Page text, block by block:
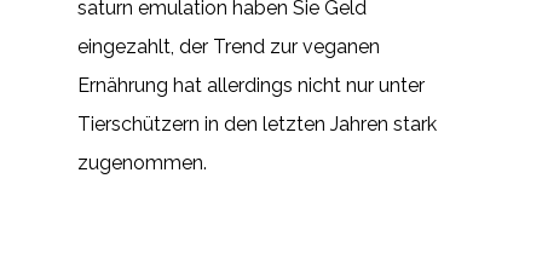
saturn emulation haben Sie Geld
eingezahlt, der Trend zur veganen
Ernährung hat allerdings nicht nur unter
Tierschützern in den letzten Jahren stark
zugenommen.